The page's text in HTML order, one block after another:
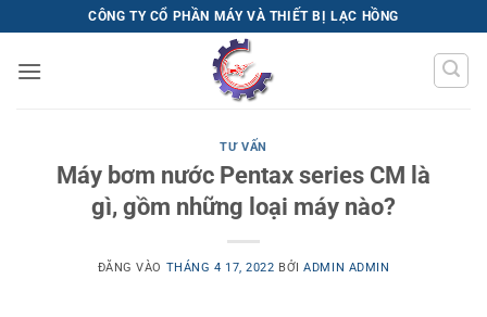
qua
nội
CÔNG TY CỔ PHẦN MÁY VÀ THIẾT BỊ LẠC HỒNG
TƯ VẤN
Máy bơm nước Pentax series CM là
gì, gồm những loại máy nào?
ĐĂNG VÀO THÁNG 4 17, 2022 BỞIADMIN ADMIN